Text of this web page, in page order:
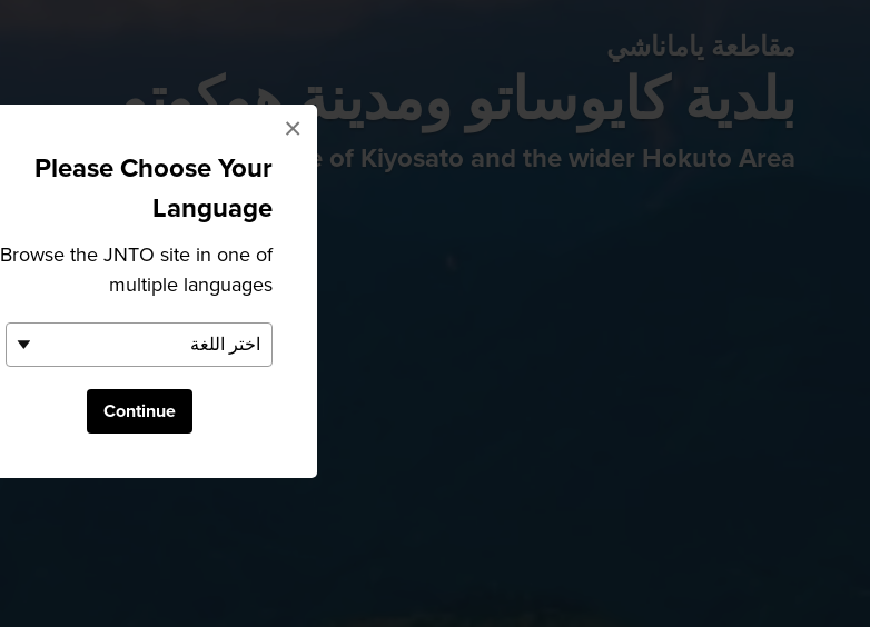
Please Choose Your
Language
Browse the JNTO site in one of
multiple languages
Continue
×
مقاطعة ياماناشي
بلدية كايوساتو ومدينة هوكوتو
Raise a glass to the nature of Kiyosato and the wider Hokuto Area